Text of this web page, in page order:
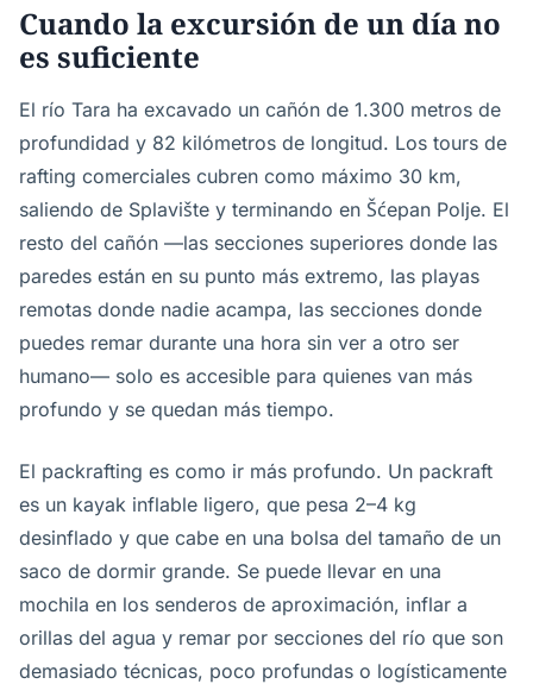
Cuando la excursión de un día no
es suficiente
El río Tara ha excavado un cañón de 1.300 metros de
profundidad y 82 kilómetros de longitud. Los tours de
rafting comerciales cubren como máximo 30 km,
saliendo de Splavište y terminando en Šćepan Polje. El
resto del cañón —las secciones superiores donde las
paredes están en su punto más extremo, las playas
remotas donde nadie acampa, las secciones donde
puedes remar durante una hora sin ver a otro ser
humano— solo es accesible para quienes van más
profundo y se quedan más tiempo.
El packrafting es como ir más profundo. Un packraft
es un kayak inflable ligero, que pesa 2–4 kg
desinflado y que cabe en una bolsa del tamaño de un
saco de dormir grande. Se puede llevar en una
mochila en los senderos de aproximación, inflar a
orillas del agua y remar por secciones del río que son
demasiado técnicas, poco profundas o logísticamente